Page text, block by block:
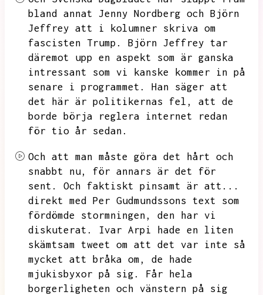
bland annat Jenny Nordberg och Björn
Jeffrey att i kolumner skriva om
fascisten Trump.
Björn Jeffrey tar
däremot upp en aspekt som är ganska
intressant som vi kanske kommer in på
senare i programmet.
Han säger att
det här är politikernas fel,
att de
borde börja reglera internet redan
för tio år sedan.
Och att man måste göra det hårt och
snabbt nu,
för annars är det för
sent.
Och faktiskt pinsamt är att...
direkt med Per Gudmundssons text som
fördömde stormningen,
den har vi
diskuterat.
Ivar Arpi hade en liten
skämtsam tweet om att det var inte så
mycket att bråka om,
de hade
mjukisbyxor på sig.
Får hela
borgerligheten och vänstern på sig